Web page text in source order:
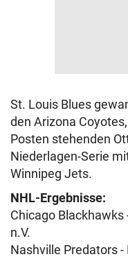
St. Louis Blues
den Arizona
Posten stehenden
Niederlagen-Serie
Winnipeg Jets.
NHL-Ergebnisse:
Chicago
n.V.
Nashville Predators -